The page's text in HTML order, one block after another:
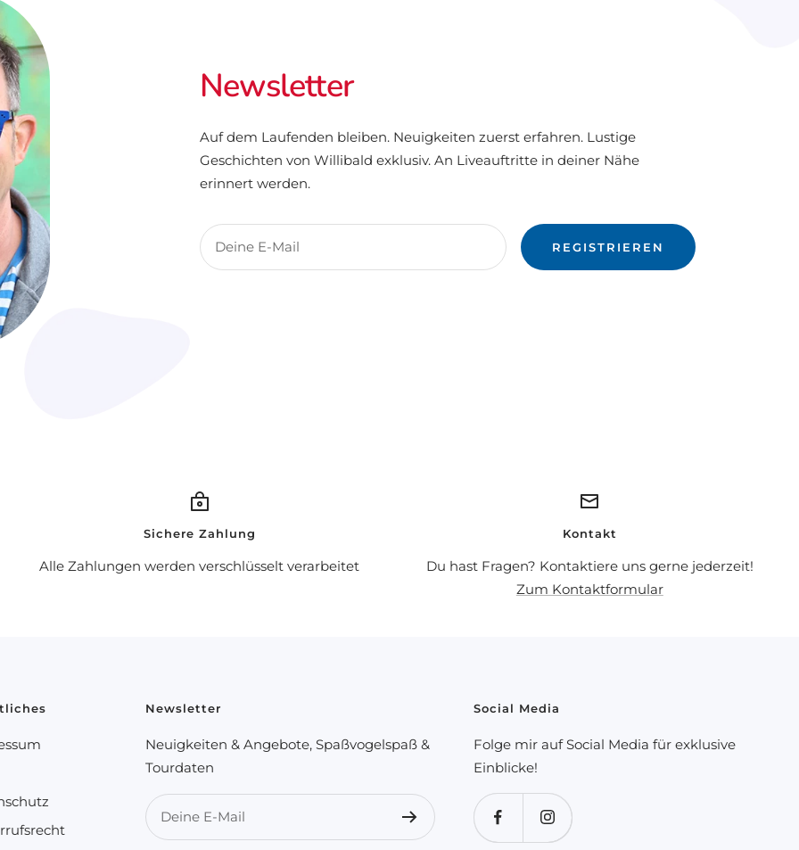
Newsletter
Auf dem Laufenden bleiben. Neuigkeiten zuerst erfahren. Lustige
Geschichten von Willibald exklusiv. An Liveauftritte in deiner Nähe
erinnert werden.
Deine E-Mail REGISTRIEREN
Sichere Zahlung
Alle Zahlungen werden verschlüsselt verarbeitet
Kontakt
Du hast Fragen? Kontaktiere uns gerne jederzeit!
Zum Kontaktformular
Newsletter
Neuigkeiten & Angebote, Spaßvogelspaß &
Tourdaten
Deine E-Mail
Social Media
Folge mir auf Social Media für exklusive
Einblicke!